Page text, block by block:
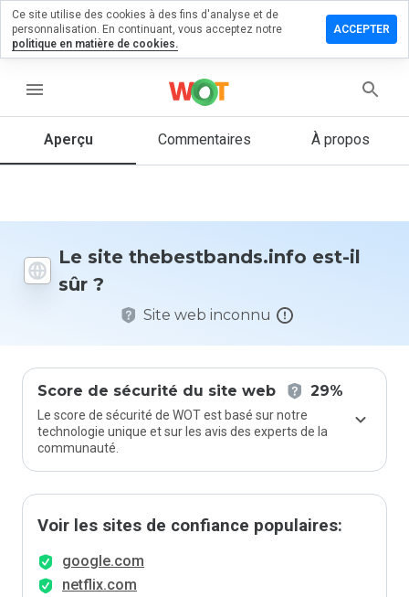
menu
Aperçu Commentaires À propos
Le site thebestbands.info est-il
sûr ?
Site web inconnu
Score de sécurité du site web 29%
Le score de sécurité de WOT est basé sur notre
technologie unique et sur les avis des experts de la
communauté.
Voir les sites de confiance populaires:
google.com
netflix.com
un
sur
Quelle
donneriez-
Ce site utilise des cookies à des fins d'analyse et de
personnalisation. En continuant, vous acceptez notre
politique en matière de cookies.
ACCEPTER